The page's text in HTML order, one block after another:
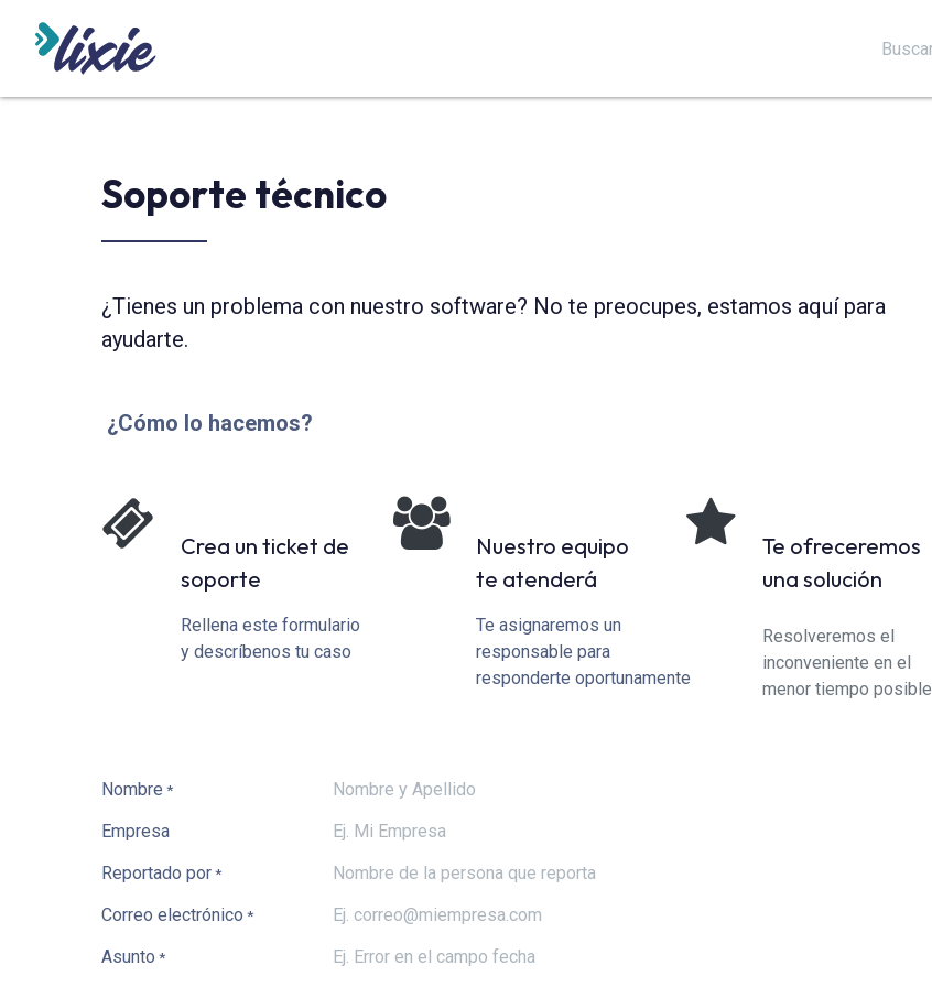
Soporte técnico
¿Tienes un problema con nuestro software? No te preocupes, estamos aquí para
ayudarte.
¿Cómo lo hacemos?
Crea un ticket de
soporte
Rellena este formulario
y descríbenos tu caso
Nuestro equipo
te atenderá
Te asignaremos un
responsable para
responderte oportunamente
Te ofreceremos
una solución
Resolveremos el
inconveniente en el
menor tiempo posible
Nombre *
Empresa
Reportado por*
Correo electrónico *
Asunto *